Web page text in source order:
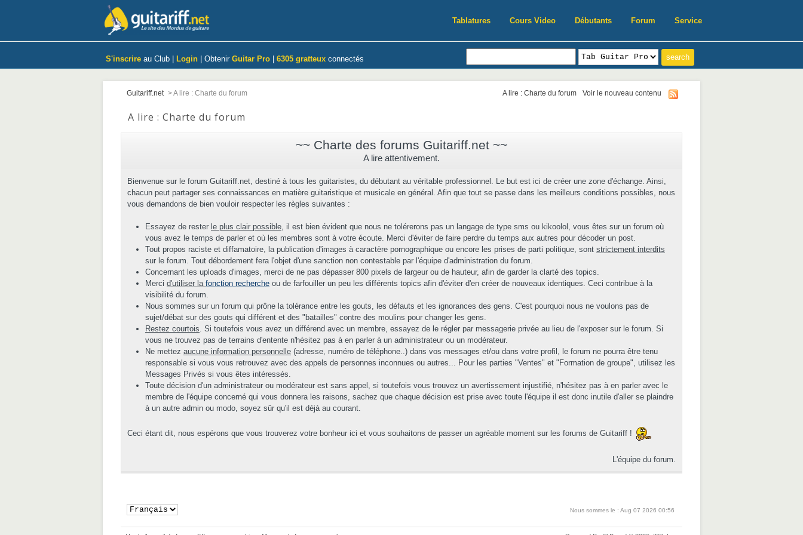
Tablatures Cours Video Débutants Forum Service
S'inscrire au Club | Login | Obtenir Guitar Pro 6305 gratteux connectés
Guitariff.net >A lire : Charte du forum A lire : Charte du forum Voir le nouveau contenu
A lire : Charte du forum
~~ Charte des forums Guitariff.net ~~
A lire attentivement.
Bienvenue sur le forum Guitariff.net, destiné à tous les guitaristes, du débutant au véritable professionnel. Le but est ici de créer une zone d'échange. Ainsi,
chacun peut partager ses connaissances en matière guitaristique et musicale en général. Afin que tout se passe dans les meilleurs conditions possibles, nous
vous demandons de bien vouloir respecter les règles suivantes :
Essayez de rester le plus clair possible, il est bien évident que nous ne tolérerons pas un langage de type sms ou kikoolol, vous êtes sur un forum où
vous avez le temps de parler et où les membres sont à votre écoute. Merci d'éviter de faire perdre du temps aux autres pour décoder un post.
Tout propos raciste et diffamatoire, la publication d'images à caractère pornographique ou encore les prises de parti politique, sont strictement interdits
sur le forum. Tout débordement fera l'objet d'une sanction non contestable par l'équipe d'administration du forum.
Concernant les uploads d'images, merci de ne pas dépasser 800 pixels de largeur ou de hauteur, afin de garder la clarté des topics.
Merci d'utiliser la fonction recherche ou de farfouiller un peu les différents topics afin d'éviter d'en créer de nouveaux identiques. Ceci contribue à la
visibilité du forum.
Nous sommes sur un forum qui prône la tolérance entre les gouts, les défauts et les ignorances des gens. C'est pourquoi nous ne voulons pas de
sujet/débat sur des gouts qui différent et des "batailles" contre des moulins pour changer les gens.
Restez courtois. Si toutefois vous avez un différend avec un membre, essayez de le régler par messagerie privée au lieu de l'exposer sur le forum. Si
vous ne trouvez pas de terrains d'entente n'hésitez pas à en parler à un administrateur ou un modérateur.
Ne mettez aucune information personnelle (adresse, numéro de téléphone..) dans vos messages et/ou dans votre profil, le forum ne pourra être tenu
responsable si vous vous retrouvez avec des appels de personnes inconnues ou autres... Pour les parties "Ventes" et "Formation de groupe", utilisez les
Messages Privés si vous êtes intéressés.
Toute décision d'un administrateur ou modérateur est sans appel, si toutefois vous trouvez un avertissement injustifié, n'hésitez pas à en parler avec le
membre de l'équipe concerné qui vous donnera les raisons, sachez que chaque décision est prise avec toute l'équipe il est donc inutile d'aller se plaindre
à un autre admin ou modo, soyez sûr qu'il est déjà au courant.
Ceci étant dit, nous espérons que vous trouverez votre bonheur ici et vous souhaitons de passer un agréable moment sur les forums de Guitariff !
L'équipe du forum.
Nous sommes le : Aug 07 2026 00:56